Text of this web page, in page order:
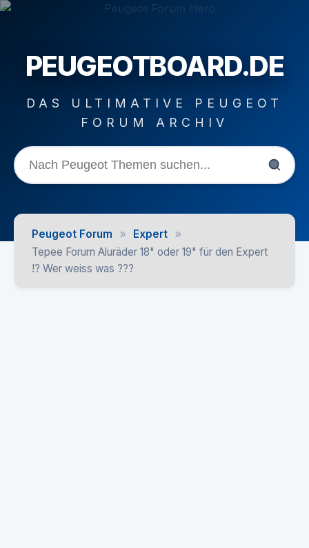
PEUGEOTBOARD.DE
DAS ULTIMATIVE PEUGEOT
FORUM ARCHIV
Peugeot Forum » Expert »
Tepee Forum Aluräder 18" oder 19" für den Expert
!? Wer weiss was ???